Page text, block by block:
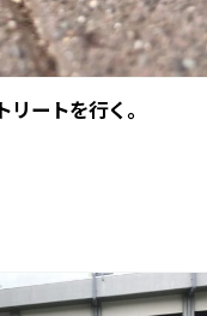
ートを行く。